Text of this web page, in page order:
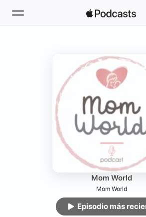
Novedades
Lo más escuchado
Mom World
Mom World
Episodio más